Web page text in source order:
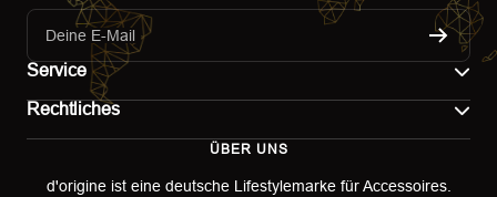
Deine E-Mail
Service
Rechtliches
ÜBER UNS
d'origine ist eine deutsche Lifestylemarke für Accessoires.